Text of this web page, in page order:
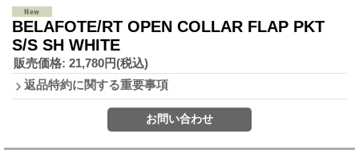
BELAFOTE/RT OPEN COLLAR FLAP PKT
S/S SH WHITE
販売価格: 21,780円(税込)
返品特約に関する重要事項